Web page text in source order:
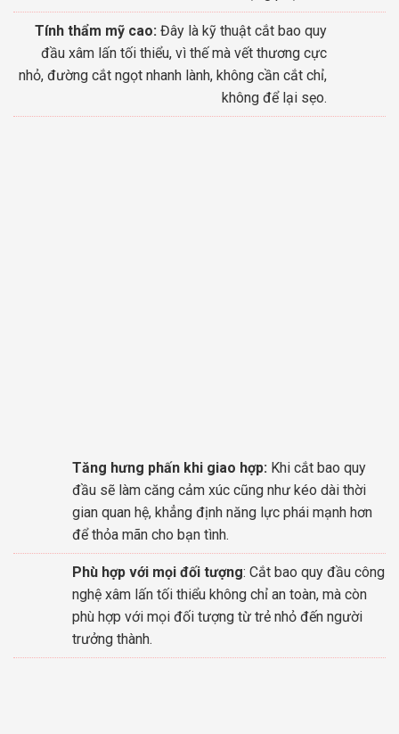
Tính thẩm mỹ cao: Đây là kỹ thuật cắt bao quy
đầu xâm lấn tối thiểu, vì thế mà vết thương cực
nhỏ, đường cắt ngọt nhanh lành, không cần cắt chỉ,
không để lại sẹo.
Tăng hưng phấn khi giao hợp: Khi cắt bao quy
đầu sẽ làm căng cảm xúc cũng như kéo dài thời
gian quan hệ, khẳng định năng lực phái mạnh hơn
để thỏa mãn cho bạn tình.
Phù hợp với mọi đối tượng: Cắt bao quy đầu công
nghệ xâm lấn tối thiểu không chỉ an toàn, mà còn
phù hợp với mọi đối tượng từ trẻ nhỏ đến người
trưởng thành.